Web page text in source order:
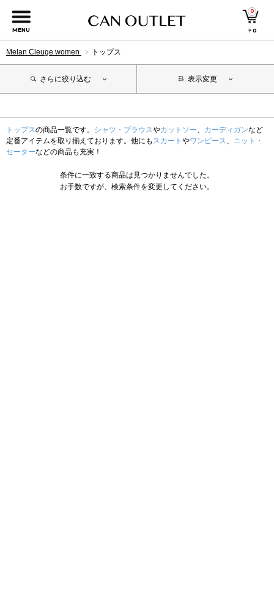
MENU
0
￥0
Melan Cleuge women トップス
さらに絞り込む 表示変更
トップスの商品一覧です。 シャツ・ブラウスやカットソー、 カーディガンなど
定番アイテムを取り揃えております。他にも スカート やワンピース、 ニット・
セーターなどの商品も充実！
条件に一致する商品は見つかりませんでした。
お手数ですが、検索条件を変更してください。